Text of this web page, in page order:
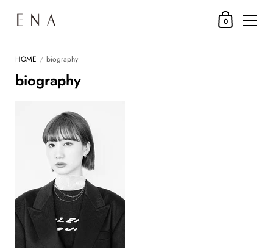
SHOPPING
0
HOME / biography
biography